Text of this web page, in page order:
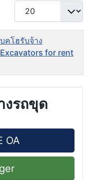
แสดง #
คโฮรับจ้าง
for rent
งรถขุด
OA